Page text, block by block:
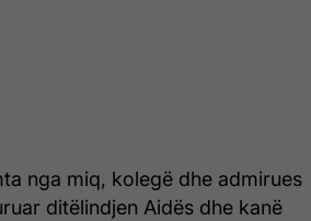
nga miq, kolegë dhe admirues
ditëlindjen Aidës dhe kanë